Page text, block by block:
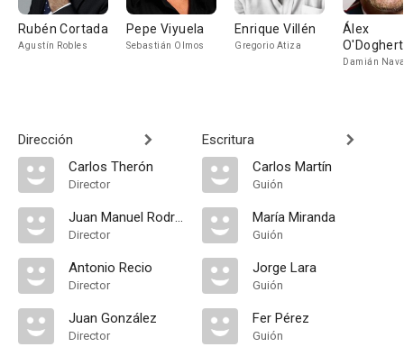
Rubén Cortada
Agustín Robles
Pepe Viyuela
Sebastián Olmos
Enrique Villén
Gregorio Atiza
Álex
Damián
Dirección
Carlos Therón
Director
Juan Manuel Rodríguez Pachón
Director
Antonio Recio
Director
Juan González
Director
Escritura
Carlos Martín
Guión
María Miranda
Guión
Jorge Lara
Guión
Fer Pérez
Guión